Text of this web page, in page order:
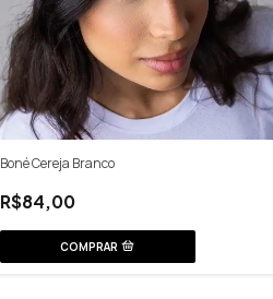
Boné Cereja Branco
R$84,00